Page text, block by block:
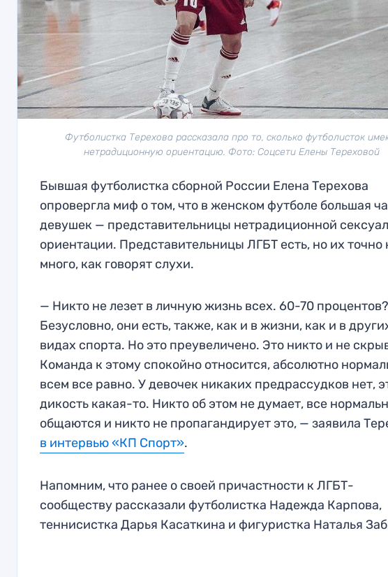
Футболистка Терехова рассказала про то, сколько футболисток
нетрадиционную ориентацию. Фото: Соцсети Елены Тереховой
Бывшая футболистка сборной России Елена Терехова
опровергла миф о том, что в женском футболе большая
девушек — представительницы нетрадиционной
ориентации. Представительницы ЛГБТ есть, но их точно
много, как говорят слухи.
— Никто не лезет в личную жизнь всех. 60-70
Безусловно, они есть, также, как и в жизни, как и в
видах спорта. Но это преувеличено. Это никто и не
Команда к этому спокойно относится, абсолютно
всем все равно. У девочек никаких предрассудков нет,
дикость какая-то. Никто об этом не думает, все
общаются и никто не пропагандирует это, — заявила
в интервью «КП Спорт».
Напомним, что ранее о своей причастности к ЛГБТ-
сообществу рассказали футболистка Надежда Карпова,
теннисистка Дарья Касаткина и фигуристка Наталья